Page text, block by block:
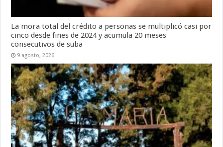
La mora total del crédito a personas se multiplicó casi por
cinco desde fines de 2024 y acumula 20 meses
consecutivos de suba
9 agosto, 2026